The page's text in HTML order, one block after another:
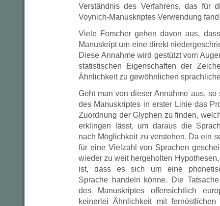
Verständnis des Verfahrens, das für
Voynich-Manuskriptes Verwendung
Viele Forscher gehen davon aus,
Manuskript um eine direkt
Diese Annahme wird gestützt vom
statistischen Eigenschaften der
Ähnlichkeit zu gewöhnlichen
Geht man von dieser Annahme aus,
des Manuskriptes in erster Linie das
Zuordnung der Glyphen zu finden,
erklingen lässt, um daraus die
nach Möglichkeit zu verstehen. Da ein
für eine Vielzahl von Sprachen
wieder zu weit hergeholten
ist, dass es sich um eine
Sprache handeln könne. Die
des Manuskriptes offensichtlich
keinerlei Ähnlichkeit mit